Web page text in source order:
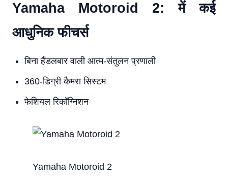
Yamaha Motoroid 2: में कई
आधुनिक फीचर्स
बिना हैंडलबार वाली आत्म-संतुलन प्रणाली
360-डिग्री कैमरा सिस्टम
फेशियल रिकॉग्निशन
Yamaha Motoroid 2